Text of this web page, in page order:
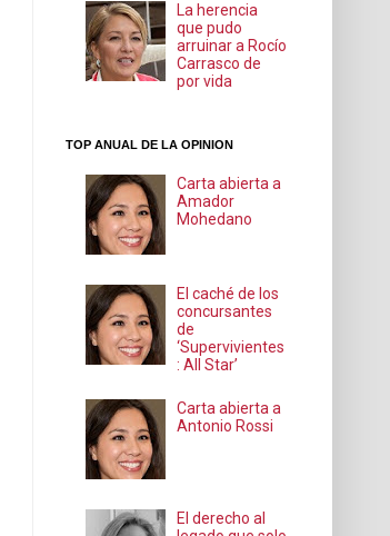
La herencia
que pudo
arruinar a Rocío
Carrasco de
por vida
TOP ANUAL DE LA OPINION
Carta abierta a
Amador
Mohedano
El caché de los
concursantes
de
‘Supervivientes
: All Star’
Carta abierta a
Antonio Rossi
El derecho al